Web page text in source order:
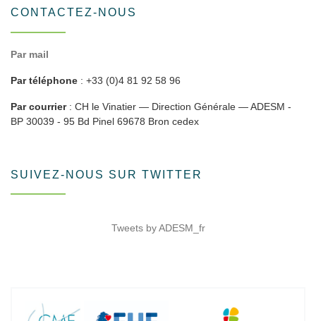
CONTACTEZ-NOUS
Par mail
Par téléphone : +33 (0)4 81 92 58 96
Par courrier: CH le Vinatier — Direction Générale — ADESM -
BP 30039 - 95 Bd Pinel 69678 Bron cedex
SUIVEZ-NOUS SUR TWITTER
Tweets by ADESM_fr